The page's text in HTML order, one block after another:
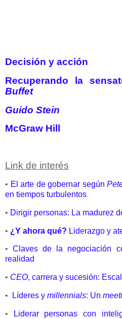
Decisión y acción
Recuperando la
Buffet
Guido Stein
McGraw Hill
Link de interés
• El arte de gobernar según
en tiempos turbulentos
• Dirigir personas: La madurez
• ¿Y ahora qué? Liderazgo y
•Claves de la negociación
realidad
• CEO, carrera y sucesión:
• Líderes y millennials: Un
•
Liderar personas con